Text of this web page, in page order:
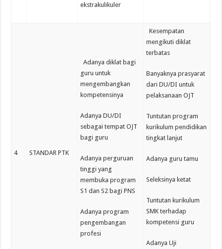
ekstrakulikuler
4 STANDAR PTK
Adanya diklat bagi
guru untuk
mengembangkan
kompetensinya
Adanya DU/DI
sebagai tempat OJT
bagi guru
Adanya perguruan
tinggi yang
membuka program
S1 dan S2 bagi PNS
Adanya program
pengembangan
profesi
Kesempatan
mengikuti diklat
terbatas
Banyaknya prasyarat
dari DU/DI untuk
pelaksanaan OJT
Tuntutan program
kurikulum pendidikan
tingkat lanjut
Adanya guru tamu
Seleksinya ketat
Tuntutan kurikulum
SMK terhadap
kompetensi guru
Adanya Uji